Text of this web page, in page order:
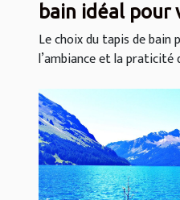
bain idéal pour
Le choix du tapis de
l’ambiance et la praticité